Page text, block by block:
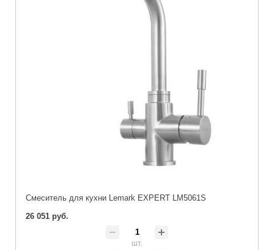
Cмеситель для кухни Lemark EXPERT LM5061S
26 051 руб.
шт.